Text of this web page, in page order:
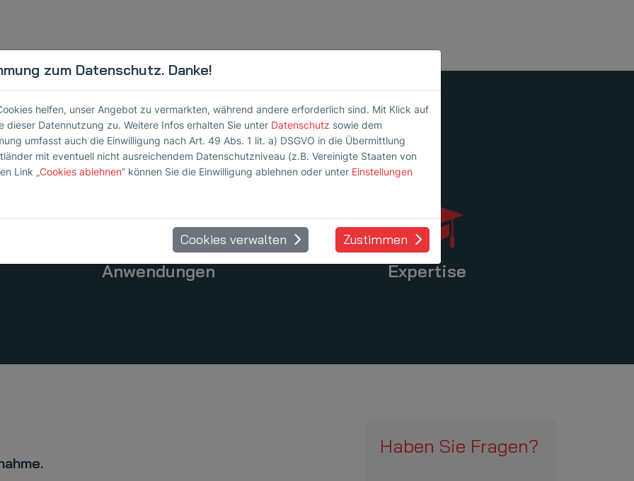
ZfP
Anwendungen Expertise
Haben Sie Fragen?
zum Datenschutz. Danke!
helfen, unser Angebot zu vermarkten, während andere erforderlich sind. Mit Klick auf
dieser Datennutzung zu. Weitere Infos erhalten Sie unter Datenschutz sowie dem
umfasst auch die Einwilligung nach Art. 49 Abs. 1 lit. a) DSGVO in die Übermittlung
mit eventuell nicht ausreichendem Datenschutzniveau (z.B. Vereinigte Staaten von
Link „Cookies ablehnen” können Sie die Einwilligung ablehnen oder unter Einstellungen
Cookies verwalten Zustimmen